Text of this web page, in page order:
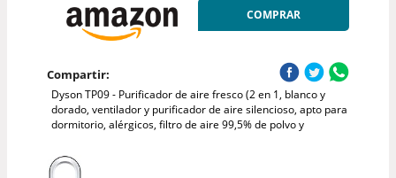
COMPRAR
Compartir:
Dyson TP09 - Purificador de aire fresco (2 en 1, blanco y
dorado, ventilador y purificador de aire silencioso, apto para
dormitorio, alérgicos, filtro de aire 99,5% de polvo y